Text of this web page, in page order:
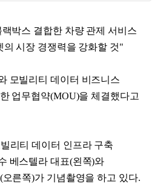
박스 결합한 차량 관제 서비스
의 시장 경쟁력을 강화할 것"
모빌리티 데이터 비즈니스
업무협약(MOU)을 체결했다고
리티 데이터 인프라 구축
베스텔라 대표(왼쪽)와
른쪽)가 기념촬영을 하고 있다.